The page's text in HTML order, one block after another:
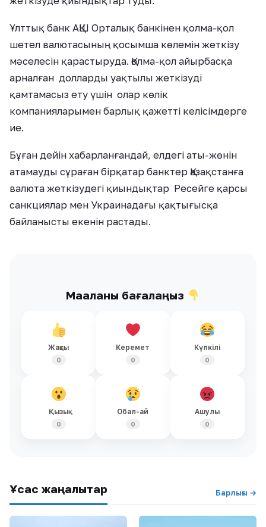
Ұлттық банк АҚШ Орталық банкінен қолма-қол
шетел валютасының қосымша көлемін жеткізу
мәселесін қарастыруда. Қолма-қол айырбасқа
арналған долларды уақтылы жеткізуді
қамтамасыз ету үшін олар көлік
компанияларымен барлық қажетті келісімдерге
ие.
Бұған дейін хабарланғандай, елдегі аты-жөнін
атамауды сұраған бірқатар банктер Қазақстанға
валюта жеткізудегі қиындықтар Ресейге қарсы
санкциялар мен Украинадағы қақтығысқа
байланысты екенін растады.
Мақаланы бағалаңыз
Жақсы
0
Керемет
0
Күлкілі
0
Қызық
0
Обал-ай
0
Ашулы
0
Ұқсас жаңалықтар Барлығы →